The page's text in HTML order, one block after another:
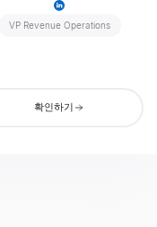
VP Revenue Operations
확인하기